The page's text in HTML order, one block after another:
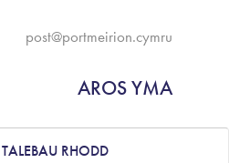
post@portmeirion.cymru
AROS YMA
TALEBAU RHODD